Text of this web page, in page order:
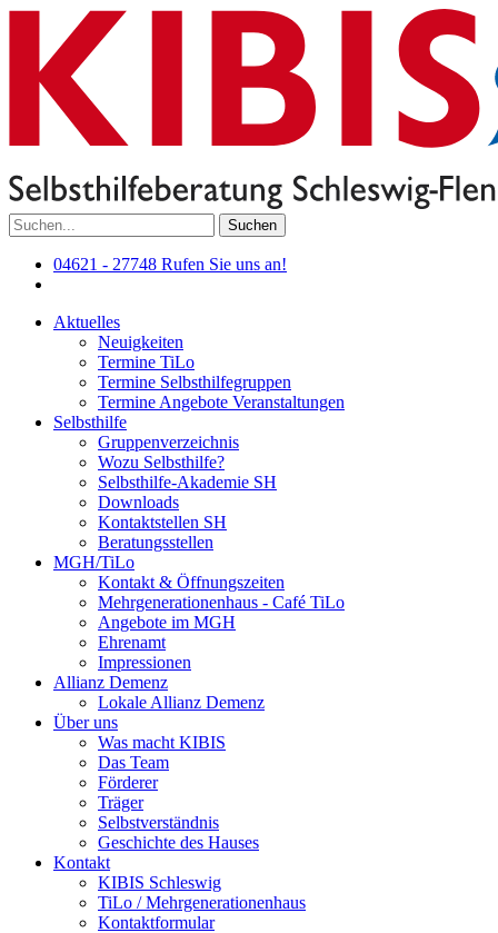
Suchen
04621 - 27748 Rufen Sie uns an!
Aktuelles
Neuigkeiten
Termine TiLo
Termine Selbsthilfegruppen
Termine Angebote Veranstaltungen
Selbsthilfe
Gruppenverzeichnis
Wozu Selbsthilfe?
Selbsthilfe-Akademie SH
Downloads
Kontaktstellen SH
Beratungsstellen
MGH/TiLo
Kontakt & Öffnungszeiten
Mehrgenerationenhaus - Café TiLo
Angebote im MGH
Ehrenamt
Impressionen
Allianz Demenz
Lokale Allianz Demenz
Über uns
Was macht KIBIS
Das Team
Förderer
Träger
Selbstverständnis
Geschichte des Hauses
Kontakt
KIBIS Schleswig
TiLo / Mehrgenerationenhaus
Kontaktformular